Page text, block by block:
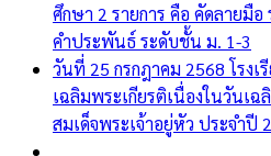
ศึกษา 2 รายการ คือ คัดลายมื
คำประพันธ์ ระดับชั้น ม. 1-3
วันที่ 25 กรกฎาคม 2568 โรง
เฉลิมพระเกียรติเนื่องในวันเ
สมเด็จพระเจ้าอยู่หัว ประจำปี